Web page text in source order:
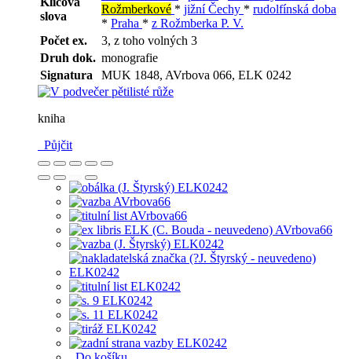
slova
Rožmberkové * jižní Čechy * rudolfínská doba
* Praha * z Rožmberka P. V.
Počet ex.
3, z toho volných 3
Druh dok. monografie
Signatura
MUK 1848, AVrbova 066, ELK 0242
kniha
Půjčit